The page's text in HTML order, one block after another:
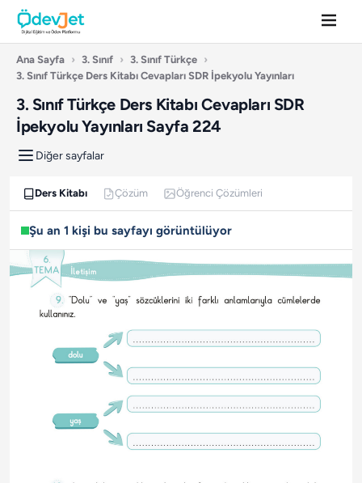
Ana Sayfa › 3. Sınıf › 3. Sınıf Türkçe ›
3. Sınıf Türkçe Ders Kitabı Cevapları SDR İpekyolu Yayınları
3. Sınıf Türkçe Ders Kitabı Cevapları SDR
İpekyolu Yayınları Sayfa 224
Diğer sayfalar
Ders Kitabı Çözüm Öğrenci Çözümleri
Şu an 1 kişi bu sayfayı görüntülüyor